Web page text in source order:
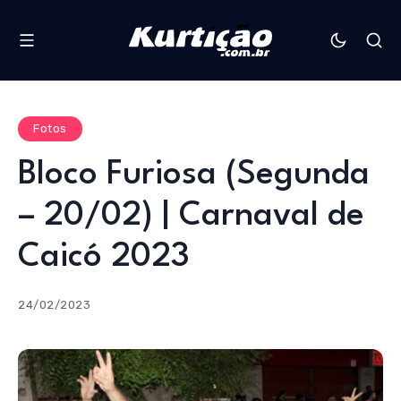
Fotos
Bloco Furiosa (Segunda
– 20/02) | Carnaval de
Caicó 2023
24/02/2023